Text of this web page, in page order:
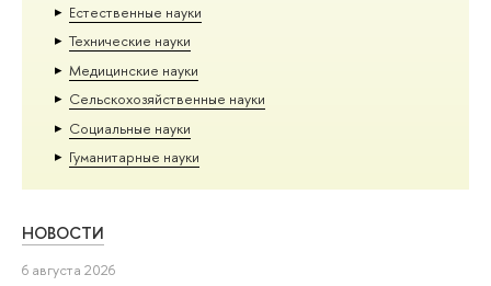
Естественные науки
Тех­ничес­кие науки
Медицинские науки
Сельскохозяйственные науки
Социальные науки
Гуманитарные науки
НОВОСТИ
6 августа 2026